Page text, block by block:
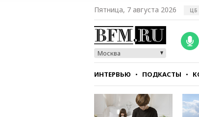
Пятница, 7 августа 2026 ЦБ
Москва
ИНТЕРВЬЮ ПОДКАСТЫ
СТИЛЬ ТЕСТЫ